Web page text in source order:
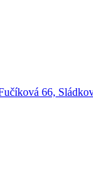
66,